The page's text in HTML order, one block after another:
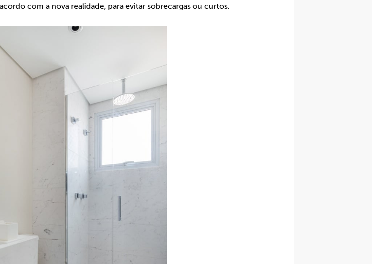
com a nova realidade, para evitar sobrecargas ou curtos.